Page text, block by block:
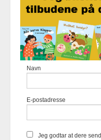
du får en
bruker
Navn
E-postadresse
Jeg godtar at dere